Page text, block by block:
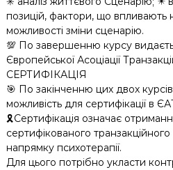
позицій, фактори, що впливають
можливості зміни сценарію.
💯 По завершенню курсу
Європейської Асоціації
СЕРТИФІКАЦІЯ
🎯 По закінченню цих двох курсів
можливість для сертифікації в
🎗Сертифікація означає
сертифікованого
напрямку психотерапії.
Для цього потрібно укласти